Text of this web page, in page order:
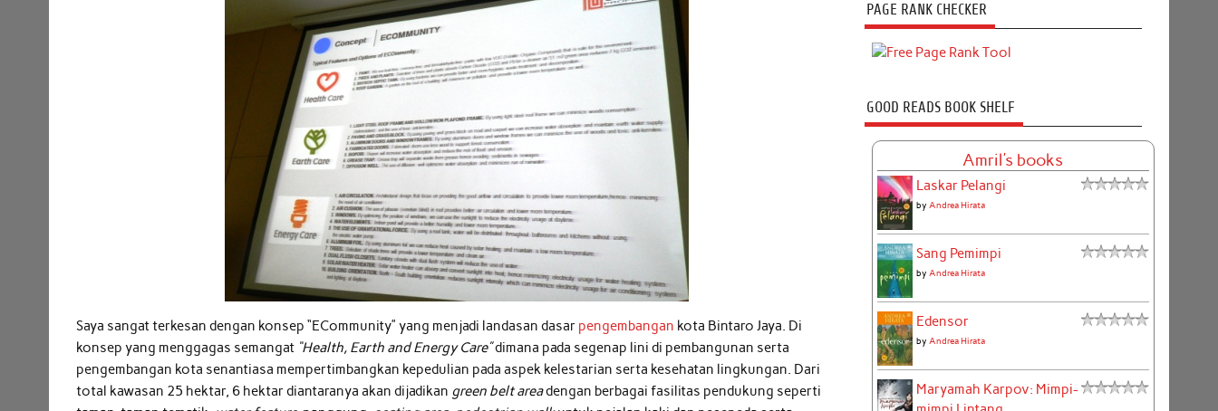
Saya sangat terkesan dengan konsep “ECommunity” yang menjadi landasan dasar pengembangan kota Bintaro Jaya. Di
konsep yang menggagas semangat “Health, Earth and Energy Care”dimana pada segenap lini di pembangunan serta
pengembangan kota senantiasa mempertimbangkan kepedulian pada aspek kelestarian serta kesehatan lingkungan. Dari
total kawasan 25 hektar, 6 hektar diantaranya akan dijadikan green belt areadengan berbagai fasilitas pendukung seperti
PAGE RANK CHECKER
GOOD READS BOOK SHELF
Amril's books
Laskar Pelangi
by Andrea Hirata
Sang Pemimpi
by Andrea Hirata
Edensor
by Andrea Hirata
Maryamah Karpov: Mimpi-